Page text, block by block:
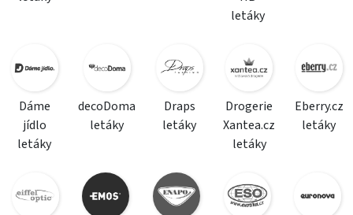
letáky
Dáme
jídlo
letáky
decoDoma
letáky
Draps
letáky
Drogerie
Xantea.cz
letáky
Eberry.cz
letáky